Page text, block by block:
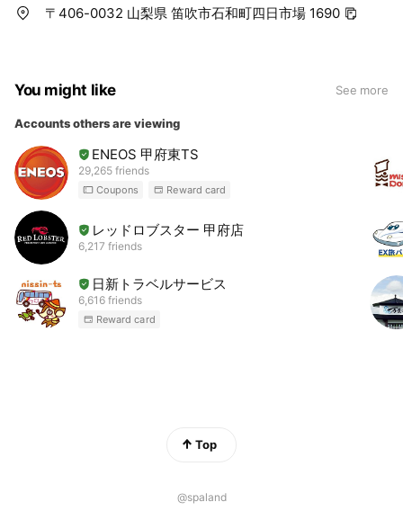
〒406-0032 山梨県 笛吹市石和町四日市場 1690
You might like See more
Accounts others are viewing
ENEOS 甲府東TS
29,265 friends
Coupons Reward card
レッドロブスター 甲府店
6,217 friends
日新トラベルサービス
6,616 friends
Reward card
Top
@spaland